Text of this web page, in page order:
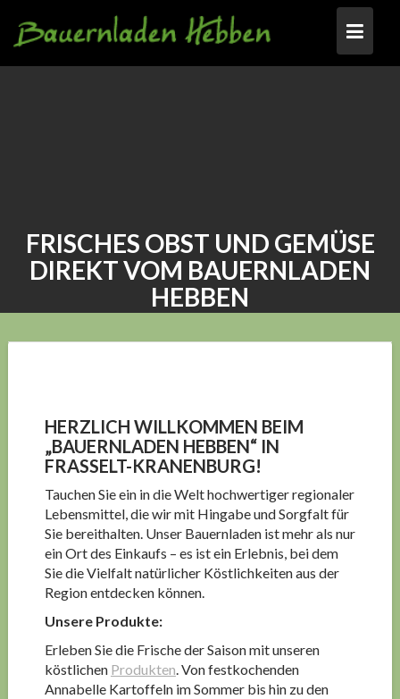
content
FRISCHES OBST UND GEMÜSE
DIREKT VOM BAUERNLADEN
HEBBEN
HERZLICH WILLKOMMEN BEIM
„BAUERNLADEN HEBBEN“ IN
FRASSELT-KRANENBURG!
Tauchen Sie ein in die Welt hochwertiger regionaler
Lebensmittel, die wir mit Hingabe und Sorgfalt für
Sie bereithalten. Unser Bauernladen ist mehr als nur
ein Ort des Einkaufs – es ist ein Erlebnis, bei dem
Sie die Vielfalt natürlicher Köstlichkeiten aus der
Region entdecken können.
Unsere Produkte:
Erleben Sie die Frische der Saison mit unseren
köstlichen Produkten. Von festkochenden
Annabelle Kartoffeln im Sommer bis hin zu den